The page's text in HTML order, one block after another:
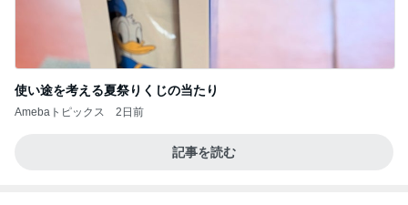
使い途を考える夏祭りくじの当たり
Amebaトピックス 2日前
記事を読む